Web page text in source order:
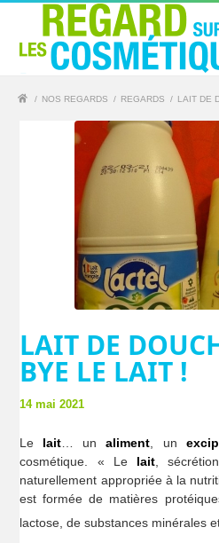
/ NOS REGARDS / REGARDS / LAIT DE
LAIT DE
BYE LE LAIT !
14 mai 2021
Le lait… unaliment, un
cosmétique. « Le lait,
naturellement appropriée à la
est formée de matières
lactose, de substances minérales et